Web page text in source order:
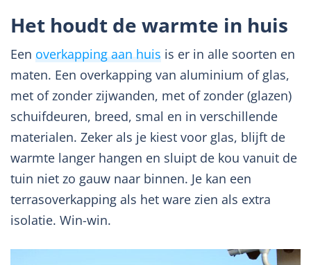
Het houdt de warmte in huis
Een overkapping aan huis is er in alle soorten en
maten. Een overkapping van aluminium of glas,
met of zonder zijwanden, met of zonder (glazen)
schuifdeuren, breed, smal en in verschillende
materialen. Zeker als je kiest voor glas, blijft de
warmte langer hangen en sluipt de kou vanuit de
tuin niet zo gauw naar binnen. Je kan een
terrasoverkapping als het ware zien als extra
isolatie. Win-win.